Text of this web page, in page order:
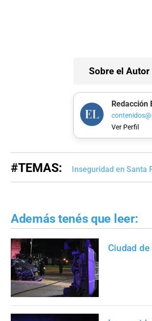
Sobre el Autor
Redacción
Ver Perfil
#TEMAS: Inseguridad en Santa
Además tenés que leer:
Ciudad de